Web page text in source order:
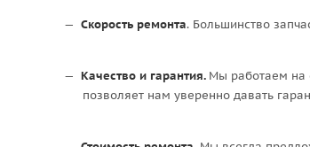
Скорость ремонта. Большинство
Качество и гарантия. Мы работаем на
позволяет нам уверенно давать